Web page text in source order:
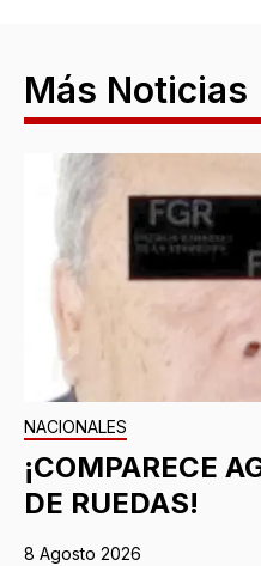
Más Noticias
NACIONALES
¡COMPARECE
DE RUEDAS!
8 Agosto 2026